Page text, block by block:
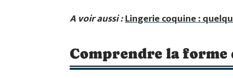
A voir aussi :Lingerie coquine :
Comprendre la forme